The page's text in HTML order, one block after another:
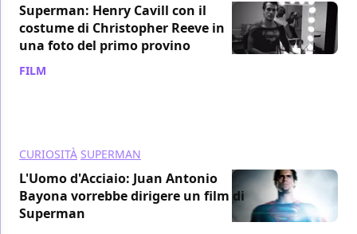
Superman: Henry Cavill con il
costume di Christopher Reeve in
una foto del primo provino
FILM
CURIOSITÀ SUPERMAN
L'Uomo d'Acciaio: Juan Antonio
Bayona vorrebbe dirigere un film di
Superman